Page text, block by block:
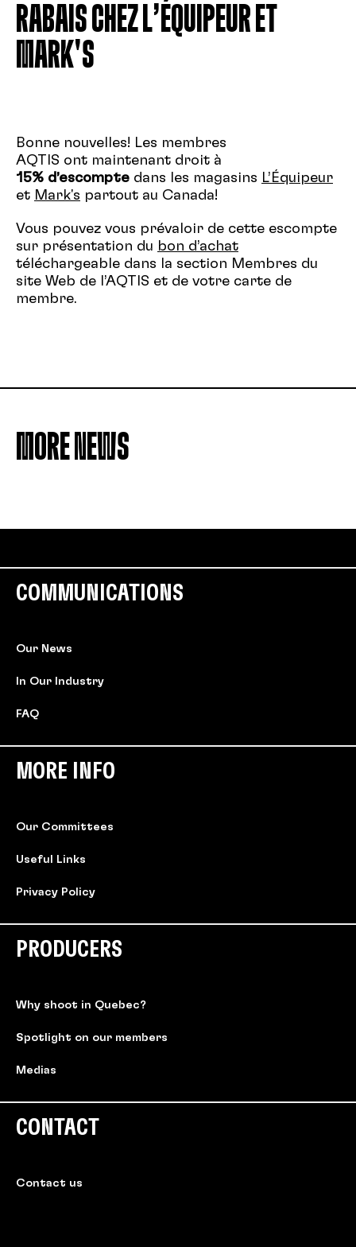
RABAIS CHEZ L’ÉQUIPEUR ET
MARK'S
Bonne nouvelles! Les membres
AQTIS ont maintenant droit à
15% d’escompte dans les magasins L’Équipeur
et Mark's partout au Canada!
Vous pouvez vous prévaloir de cette escompte
sur présentation du bon d’achat
téléchargeable dans la section Membres du
site Web de l’AQTIS et de votre carte de
membre.
MORE NEWS
COMMUNICATIONS
Our News
In Our Industry
FAQ
MORE INFO
Our Committees
Useful Links
Privacy Policy
PRODUCERS
Why shoot in Quebec?
Spotlight on our members
Medias
CONTACT
Contact us